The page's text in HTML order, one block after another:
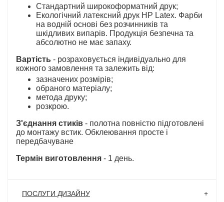
Стандартний широкоформатний друк;
Екологічний латексний друк HP Latex. Фарби
на водній основі без розчинників та
шкідливих випарів. Продукція безпечна та
абсолютно не має запаху.
Вартість - розраховується індивідуально для
кожного замовлення та залежить від:
зазначених розмірів;
обраного матеріалу;
метода друку;
розкрою.
З'єднання стиків - полотна повністю підготовлені
до монтажу встик. Обклеювання просте і
передбачуване
Термін виготовлення - 1 день.
ПОСЛУГИ ДИЗАЙНУ